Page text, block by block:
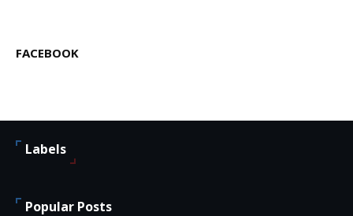
FACEBOOK
Labels
Popular Posts